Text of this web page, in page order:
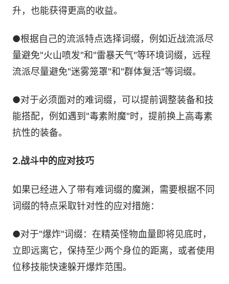
升，也能获得更高的收益。
●根据自己的流派特点选择词缀，例如近战流派尽
量避免"火山喷发"和"雷暴天气"等环境词缀，远程
流派尽量避免"迷雾笼罩"和"群体复活"等词缀。
●对于必须面对的难词缀，可以提前调整装备和技
能搭配，例如遇到"毒素附魔"时，提前换上高毒素
抗性的装备。
2.战斗中的应对技巧
如果已经进入了带有难词缀的魔渊，需要根据不同
词缀的特点采取针对性的应对措施：
●对于"爆炸"词缀：在精英怪物血量即将见底时，
立即远离它，保持至少两个身位的距离，或者使用
位移技能快速躲开爆炸范围。